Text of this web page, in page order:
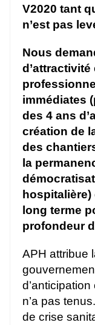
V2020 tant
n’est pas
Nous
immédiates
des 4 ans
création de
des
la
hospitalière)
long terme
profondeur
APH attribue
n’a pas
de crise